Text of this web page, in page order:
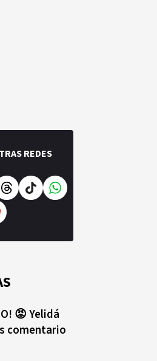
REDES
😡 Yelidá
comentario